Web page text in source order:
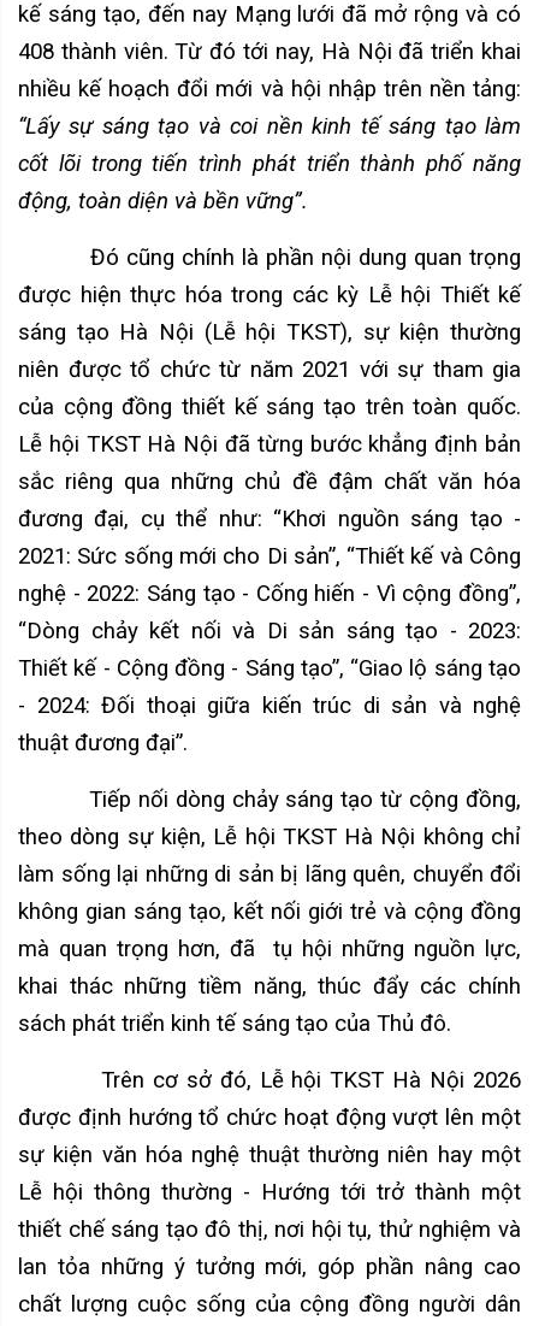
kế sáng tạo, đến nay Mạng lưới đã mở rộng và có
408 thành viên. Từ đó tới nay, Hà Nội đã triển khai
nhiều kế hoạch đổi mới và hội nhập trên nền tảng:
“Lấy sự sáng tạo và coi nền kinh tế sáng tạo làm
cốt lõi trong tiến trình phát triển thành phố năng
động, toàn diện và bền vững”.
Đó cũng chính là phần nội dung quan trọng
được hiện thực hóa trong các kỳ Lễ hội Thiết kế
sáng tạo Hà Nội (Lễ hội TKST), sự kiện thường
niên được tổ chức từ năm 2021 với sự tham gia
của cộng đồng thiết kế sáng tạo trên toàn quốc.
Lễ hội TKST Hà Nội đã từng bước khẳng định bản
sắc riêng qua những chủ đề đậm chất văn hóa
đương đại, cụ thể như: “Khơi nguồn sáng tạo -
2021: Sức sống mới cho Di sản”, “Thiết kế và Công
nghệ - 2022: Sáng tạo - Cống hiến - Vì cộng đồng”,
“Dòng chảy kết nối và Di sản sáng tạo - 2023:
Thiết kế - Cộng đồng - Sáng tạo”, “Giao lộ sáng tạo
- 2024: Đối thoại giữa kiến trúc di sản và nghệ
thuật đương đại”.
Tiếp nối dòng chảy sáng tạo từ cộng đồng,
theo dòng sự kiện, Lễ hội TKST Hà Nội không chỉ
làm sống lại những di sản bị lãng quên, chuyển đổi
không gian sáng tạo, kết nối giới trẻ và cộng đồng
mà quan trọng hơn, đã
tụ hội những nguồn lực,
khai thác những tiềm năng, thúc đẩy các chính
sách phát triển kinh tế sáng tạo của Thủ đô.
Trên cơ sở đó, Lễ hội TKST Hà Nội 2026
được định hướng tổ chức hoạt động vượt lên một
sự kiện văn hóa nghệ thuật thường niên hay một
Lễ hội thông thường - Hướng tới trở thành một
thiết chế sáng tạo đô thị, nơi hội tụ, thử nghiệm và
lan tỏa những ý tưởng mới, góp phần nâng cao
chất lượng cuộc sống của cộng đồng người dân